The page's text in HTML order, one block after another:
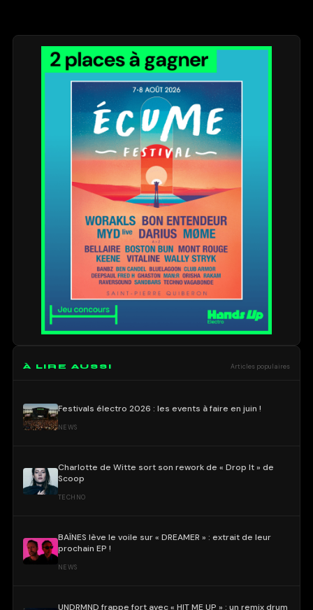
À LIRE AUSSI Articles populaires
Festivals électro 2026 : les events à faire en juin !
NEWS
Charlotte de Witte sort son rework de « Drop It » de
Scoop
TECHNO
BAÏNES lève le voile sur « DREAMER » : extrait de leur
prochain EP !
NEWS
UNDRMND frappe fort avec « HIT ME UP » : un remix drum